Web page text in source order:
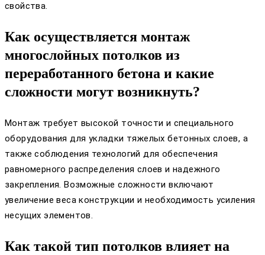
свойства.
Как осуществляется монтаж
многослойных потолков из
переработанного бетона и какие
сложности могут возникнуть?
Монтаж требует высокой точности и специального
оборудования для укладки тяжелых бетонных слоев, а
также соблюдения технологий для обеспечения
равномерного распределения слоев и надежного
закрепления. Возможные сложности включают
увеличение веса конструкции и необходимость усиления
несущих элементов.
Как такой тип потолков влияет на